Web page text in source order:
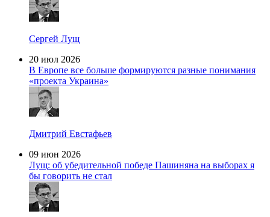
Сергей Лущ
20 июл 2026
В Европе все больше формируются разные понимания
«проекта Украина»
Дмитрий Евстафьев
09 июн 2026
Лущ: об убедительной победе Пашиняна на выборах я
бы говорить не стал